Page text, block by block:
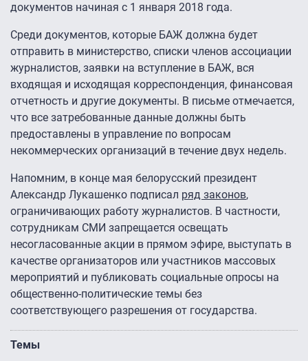
документов начиная с 1 января 2018 года.
Среди документов, которые БАЖ должна будет
отправить в министерство, списки членов ассоциации
журналистов, заявки на вступление в БАЖ, вся
входящая и исходящая корреспонденция, финансовая
отчетность и другие документы. В письме отмечается,
что все затребованные данные должны быть
предоставлены в управление по вопросам
некоммерческих организаций в течение двух недель.
Напомним, в конце мая белорусский президент
Александр Лукашенко подписал ряд законов,
ограничивающих работу журналистов. В частности,
сотрудникам СМИ запрещается освещать
несогласованные акции в прямом эфире, выступать в
качестве организаторов или участников массовых
мероприятий и публиковать социальные опросы на
общественно-политические темы без
соответствующего разрешения от государства.
Темы